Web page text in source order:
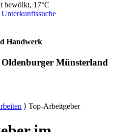
bewölkt, 17°C
Handwerk
Münsterland
⟩ Top-Arbeitgeber